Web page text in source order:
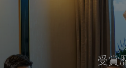
受賞